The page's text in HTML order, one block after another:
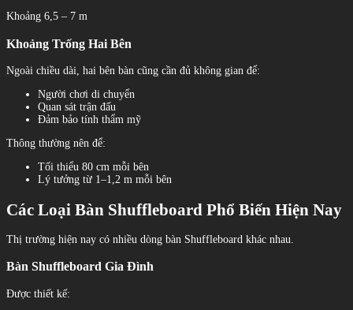
Khoảng 6,5 – 7 m
Khoảng Trống Hai Bên
Ngoài chiều dài, hai bên bàn cũng cần đủ không gian để:
Người chơi di chuyển
Quan sát trận đấu
Đảm bảo tính thẩm mỹ
Thông thường nên để:
Tối thiểu 80 cm mỗi bên
Lý tưởng từ 1–1,2 m mỗi bên
Các Loại Bàn Shuffleboard Phổ Biến Hiện Nay
Thị trường hiện nay có nhiều dòng bàn Shuffleboard khác nhau.
Bàn Shuffleboard Gia Đình
Được thiết kế: